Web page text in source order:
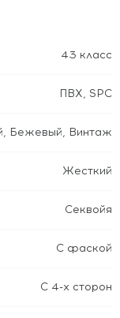
43 класс
ПВХ, SPC
, Бежевый, Винтаж
Жесткий
Секвойя
С фаской
С 4-х сторон